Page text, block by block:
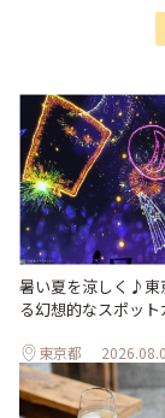
暑い夏を涼しく♪東
る幻想的なスポット
東京都